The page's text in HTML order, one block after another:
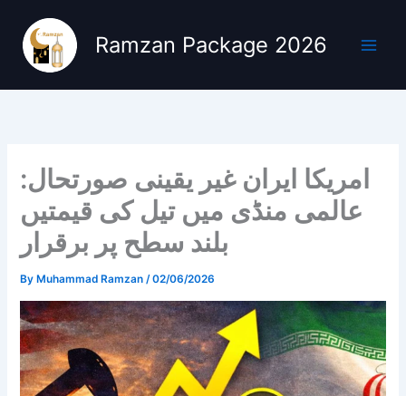
content
Ramzan Package 2026
امریکا ایران غیر یقینی صورتحال:
عالمی منڈی میں تیل کی قیمتیں
بلند سطح پر برقرار
By Muhammad Ramzan/02/06/2026